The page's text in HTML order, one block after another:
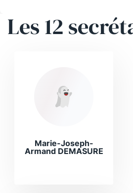
Les 12
Marie-Joseph-
Armand DEMASURE